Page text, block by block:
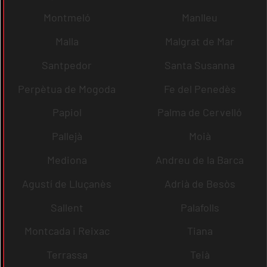
Montmeló
Manlleu
Malla
Malgrat de Mar
Santpedor
Santa Susanna
Perpètua de Mogoda
Fe del Penedès
Papiol
Palma de Cervelló
Pallejà
Moià
Mediona
Andreu de la Barca
Agustí de Lluçanès
Adrià de Besòs
Sallent
Palafolls
Montcada i Reixac
Tiana
Terrassa
Teià